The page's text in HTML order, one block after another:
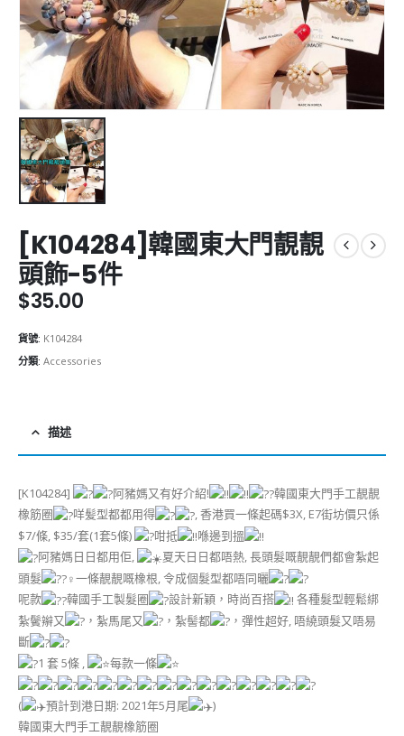
[K104284]韓國東大門靚靚
頭飾-5件
$35.00
貨號: K104284
分類: Accessories
描述
[K104284] 阿豬媽又有好介紹!
韓國東大門手工靚靚
橡筋圈
咩髪型都都用得
, 香港買一條起碼$3X, E7街坊價只係
$7/條, $35/套(1套5條)
咁抵
喺邊到搵
阿豬媽日日都用佢,
夏天日日都唔熱, 長頭髮嘅靚靚們都會紮起
頭髮
一條靚靚嘅橡根, 令成個髮型都唔同曬
呢款
韓國手工製髮圈 設計新穎，時尚百搭
各種髮型輕鬆綁
紮鬢辮又
，紮馬尾又 ，紮髻都
，彈性超好, 唔繞頭髮又唔易
斷
1 套 5條 ,
每款一條
( 預計到港日期: 2021年5月尾
)
韓國東大門手工靚靚橡筋圈